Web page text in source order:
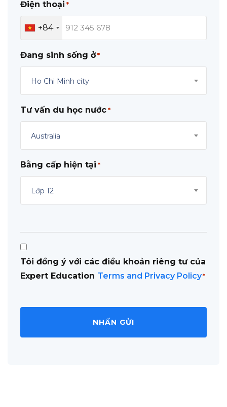
Điện thoại *
+84
Đang sinh sống ở *
Ho Chi Minh city
Tư vấn du học nước *
Australia
Bằng cấp hiện tại *
Lớp 12
Consent
*
Tôi đồng ý với các điều khoản riêng tư của
Expert Education Terms and Privacy Policy*